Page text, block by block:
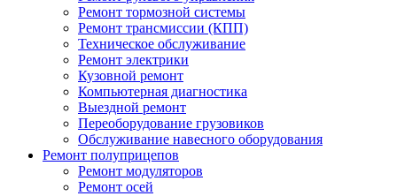
Ремонт тормозной системы
Ремонт трансмиссии (КПП)
Техническое обслуживание
Ремонт электрики
Кузовной ремонт
Компьютерная диагностика
Выездной ремонт
Переоборудование грузовиков
Обслуживание навесного оборудования
Ремонт полуприцепов
Ремонт модуляторов
Ремонт осей